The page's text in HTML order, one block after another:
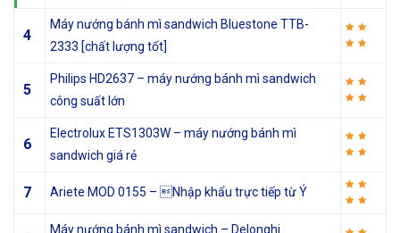
4
Máy nướng bánh mì sandwich Bluestone TTB-
2333 [chất lượng tốt]
5
Philips HD2637 – máy nướng bánh mì sandwich
công suất lớn
6
Electrolux ETS1303W – máy nướng bánh mì
sandwich giá rẻ
7 Ariete MOD 0155 – Nhập khẩu trực tiếp từ Ý
Máy nướng bánh mì sandwich – Delonghi